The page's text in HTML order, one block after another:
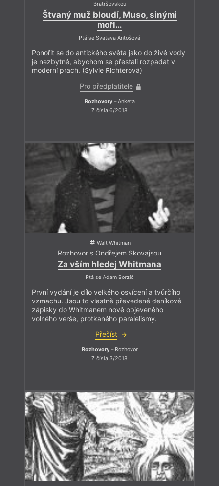
Bratršovskou
Štvaný muž bloudí, Muso, sinými
moři…
Ptá se Svatava Antošová
Ponořit se do antického světa jako do živé vody
je nezbytné, abychom se přestali rozpadat v
moderní prach. (Sylvie Richterová)
Pro předplatitele
Rozhovory– Anketa
Z čísla 6/2018
Walt Whitman
Rozhovor s Ondřejem Skovajsou
Za vším hledej Whitmana
Ptá se Adam Borzič
První vydání je dílo velkého osvícení a tvůrčího
vzmachu. Jsou to vlastně převedené deníkové
zápisky do Whitmanem nově objeveného
volného verše, protkaného paralelismy.
Přečíst
Rozhovory– Rozhovor
Z čísla 3/2018